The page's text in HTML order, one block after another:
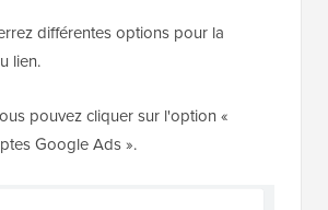
différentes options pour la
lien.
pouvez cliquer sur l'option «
Google Ads ».